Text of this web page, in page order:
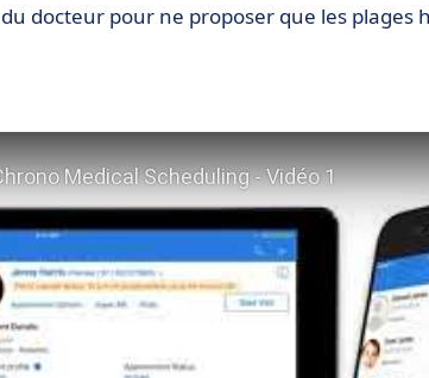
docteur pour ne proposer que les plages